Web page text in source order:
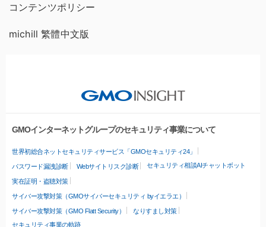
コンテンツポリシー
michill 繁體中文版
GMOインターネットグループのセキュリティ事業について
世界初総合ネットセキュリティサービス「GMOセキュリティ24」
パスワード漏洩診断 Webサイトリスク診断 セキュリティ相談AIチャットボット
実在証明・盗聴対策
サイバー攻撃対策（GMOサイバーセキュリティ byイエラエ）
サイバー攻撃対策（GMO Flatt Security）
なりすまし対策
セキュリティ事業の軌跡